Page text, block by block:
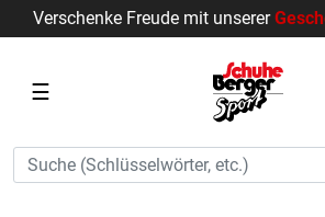
Verschenke Freude mit unserer
☰